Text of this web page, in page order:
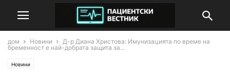
дом Новини
Д-р Диана Христова: Имунизацията по време на
бременност е най-добрата защита за...
Новини